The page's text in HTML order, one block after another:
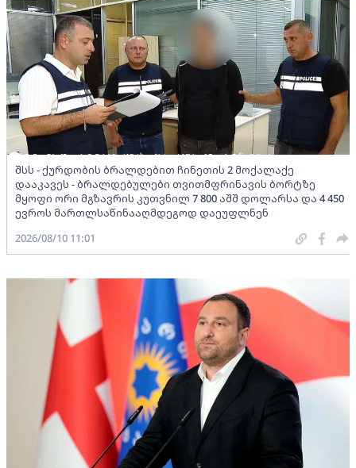
შსს - ქურდობის ბრალდებით ჩინეთის 2 მოქალაქე
დააკავეს - ბრალდებულები თვითმფრინავის ბორტზე
მყოფი ორი მგზავრის კუთვნილ 7 800 აშშ დოლარსა და 4 450
ევროს მართლსაწინააღმდეგოდ დაეუფლნენ
2026/08/10 11:01